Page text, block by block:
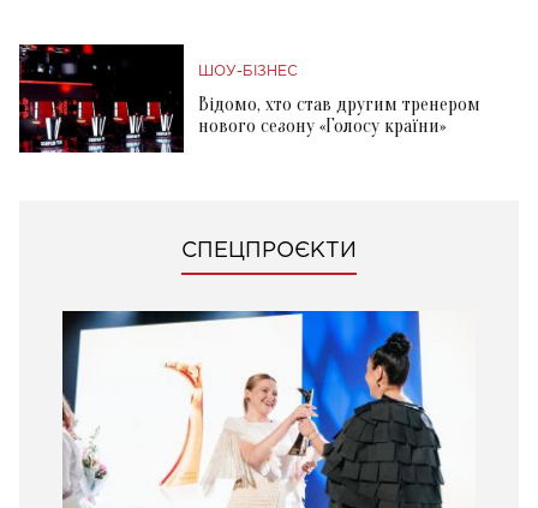
ШОУ-БІЗНЕС
Відомо, хто став другим тренером
нового сезону «Голосу країни»
СПЕЦПРОЄКТИ